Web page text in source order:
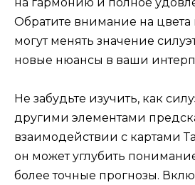
Обратите внимание на цвета
могут менять значение
новые нюансы в ваши
Не забудьте изучить, как
другими элементами
взаимодействии с картами
он может углубить
более точные прогнозы.